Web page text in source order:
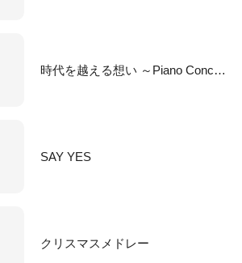
時代を越える想い ～Piano Concerto～
SAY YES
クリスマスメドレー